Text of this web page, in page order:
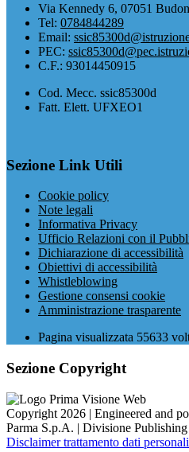
Via Kennedy 6, 07051
Tel: 0784844289
Email:
PEC:
C.F.: 93014450915
Cod. Mecc. ssic85300d
Fatt. Elett. UFXEO1
Sezione Link Utili
Cookie policy
Note legali
Informativa Privacy
Ufficio Relazioni con il
Dichiarazione di accessibilità
Obiettivi di accessibilità
Whistleblowing
Gestione consensi cookie
Amministrazione trasparente
Pagina visualizzata 55633
Sezione Copyright
Copyright 2026 | Engineered and
Parma S.p.A. | Divisione
Disclaimer trattamento dati personali